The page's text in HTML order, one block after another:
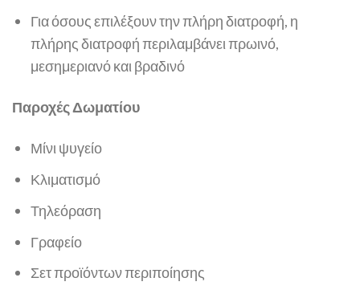
Για όσους επιλέξουν την πλήρη διατροφή, η
πλήρης διατροφή περιλαμβάνει πρωινό,
μεσημεριανό και βραδινό
Παροχές Δωματίου
Μίνι ψυγείο
Κλιματισμό
Τηλεόραση
Γραφείο
Σετ προϊόντων περιποίησης